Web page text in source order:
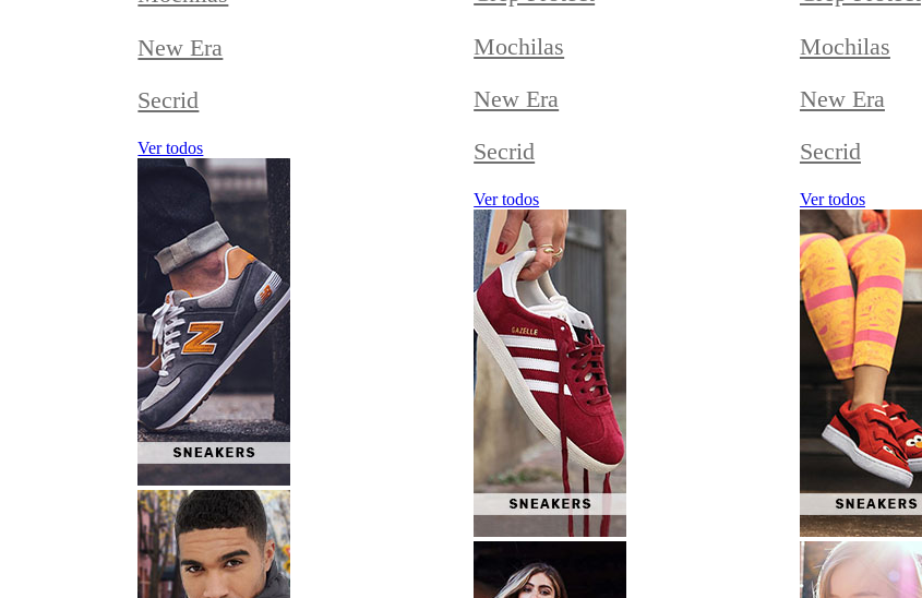
New Era
Secrid
Ver todos
Mochilas
New Era
Secrid
Ver todos
Mochilas
New Era
Secrid
Ver todos